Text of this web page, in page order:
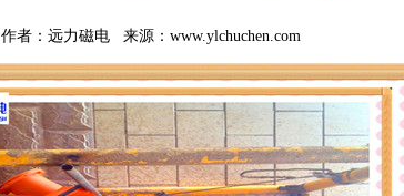
作者： 远力磁电 来源：www.ylchuchen.com